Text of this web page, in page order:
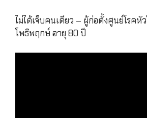
ไม่ได้เจ็บคนเดียว – ผู้ก่อตั้งศูนย์โรคหั
โพธิพฤกษ์ อายุ 80 ปี